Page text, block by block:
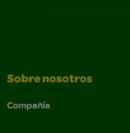
Sobre nosotros
Compañía